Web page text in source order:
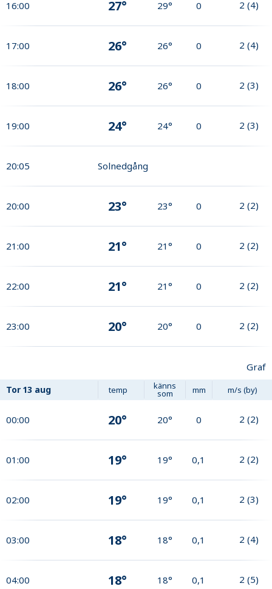
16:00 27° 29° 0 2 (4)
17:00 26° 26° 0 2 (4)
18:00 26° 26° 0 2 (3)
19:00 24° 24° 0 2 (3)
20:05 Solnedgång
20:00 23° 23° 0 2 (2)
21:00 21° 21° 0 2 (2)
22:00 21° 21° 0 2 (2)
23:00 20° 20° 0 2 (2)
Graf
Tor 13 aug temp känns
som mm m/s (by)
00:00 20° 20° 0 2 (2)
01:00 19° 19° 0,1 2 (2)
02:00 19° 19° 0,1 2 (3)
03:00 18° 18° 0,1 2 (4)
04:00 18° 18° 0,1 2 (5)